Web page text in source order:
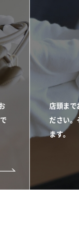
店頭まで
ださい。
ます。